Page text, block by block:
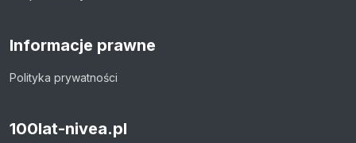
Informacje prawne
Polityka prywatności
100lat-nivea.pl